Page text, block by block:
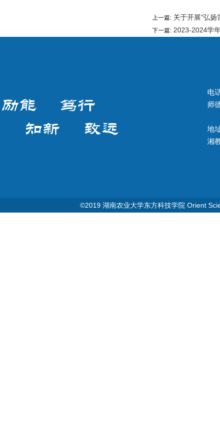
上一篇: 关于开展“弘
下一篇: 2023-2024学
电
师
地
湘
©2019 湖南农业大学东方科技学院 Orient